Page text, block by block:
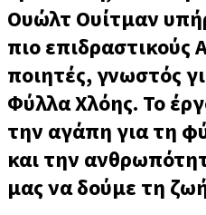
Ουώλτ Ουίτμαν
πιο επιδραστικούς
ποιητές, γνωστός
Φύλλα Χλόης. Το
την αγάπη για τη
και την
μας να δούμε τη